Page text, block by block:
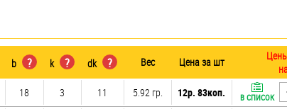
b ? k ? dk ? Вес Цена за шт
18 3 11 5.92 гр. 12р. 83коп. В СПИСОК